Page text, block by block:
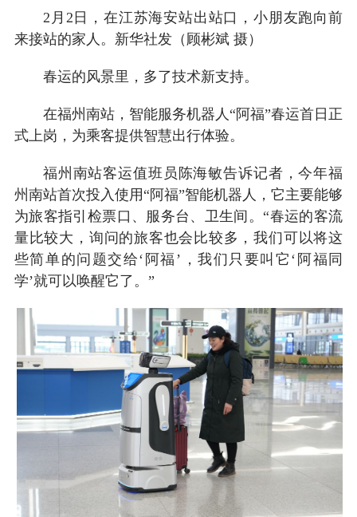
2月2日，在江苏海安站出站口，小朋友跑向前
来接站的家人。新华社发（顾彬斌 摄）
春运的风景里，多了技术新支持。
在福州南站，智能服务机器人“阿福”春运首日正
式上岗，为乘客提供智慧出行体验。
福州南站客运值班员陈海敏告诉记者，今年福
州南站首次投入使用“阿福”智能机器人，它主要能够
为旅客指引检票口、服务台、卫生间。“春运的客流
量比较大，询问的旅客也会比较多，我们可以将这
些简单的问题交给‘阿福’，我们只要叫它‘阿福同
学’就可以唤醒它了。”